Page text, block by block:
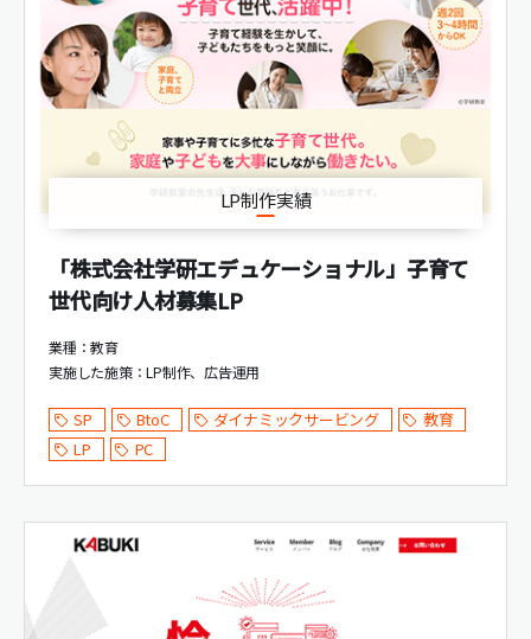
LP制作実績
「株式会社学研エデュケーショナル」子育て
世代向け人材募集LP
業種：教育
実施した施策：LP制作 広告運用
SP BtoC ダイナミックサービング
教育
LP
PC